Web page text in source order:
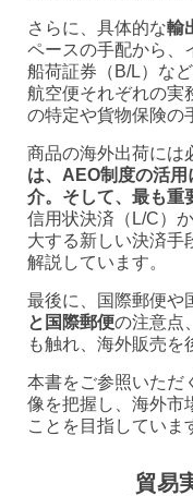
さらに、具体的な輸
ペースの手配から、
船荷証券（B/L）な
航空便それぞれの実
の特定や貨物保険の
商品の海外出荷には
は、AEO制度の活
介。そして、最も重
信用状決済（L/C）
大する新しい決済手
解説しています。
最後に、国際郵便や
と国際郵便の注意点
も触れ、海外販売を
本書をご参照いただ
像を把握し、海外市
ことを目指していま
貿易